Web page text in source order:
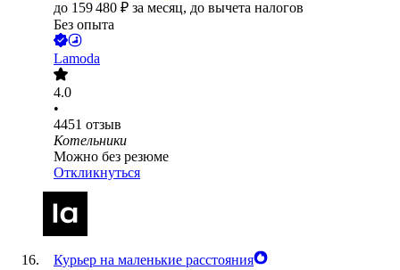
до 159 480 ₽ за месяц, до вычета налогов
Без опыта
Lamoda
4.0
•
4451 отзыв
Котельники
Можно без резюме
Откликнуться
Курьер на маленькие расстояния